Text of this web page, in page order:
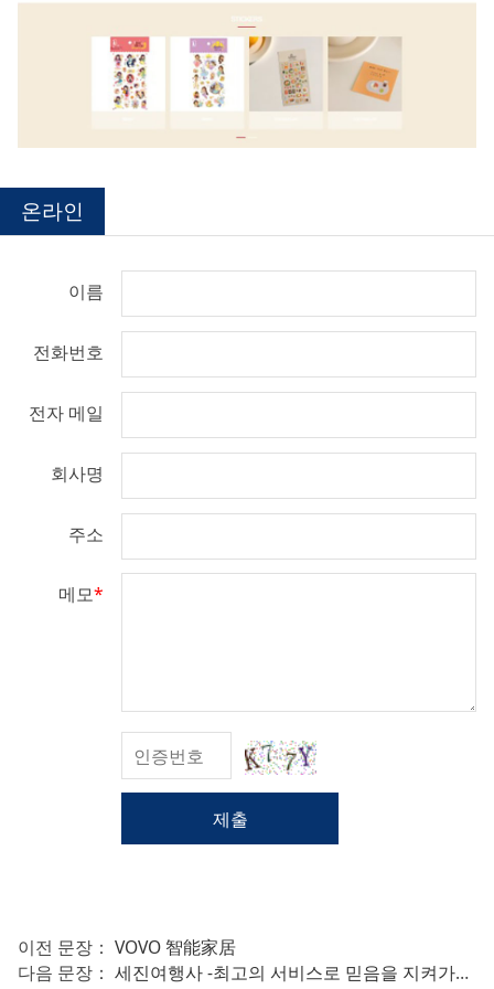
온라인
이름
전화번호
전자 메일
회사명
주소
메모*
제출
이전 문장： VOVO 智能家居
다음 문장： 세진여행사 -최고의 서비스로 믿음을 지켜가는 여행사!